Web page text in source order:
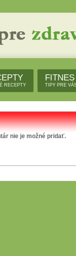
RECEPTY
FITNES
TIPY PRE
nie je možné pridať.